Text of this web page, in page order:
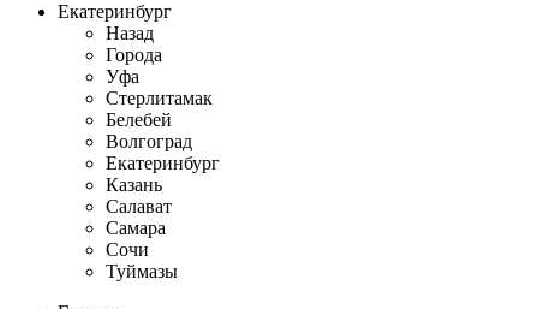
Екатеринбург
Назад
Города
Уфа
Стерлитамак
Белебей
Волгоград
Екатеринбург
Казань
Салават
Самара
Сочи
Туймазы